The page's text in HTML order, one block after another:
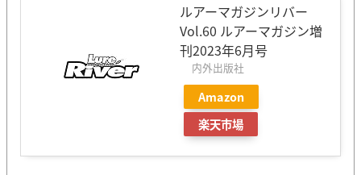
ルアーマガジンリバー
Vol.60 ルアーマガジン増
刊2023年6月号
内外出版社
Amazon
楽天市場